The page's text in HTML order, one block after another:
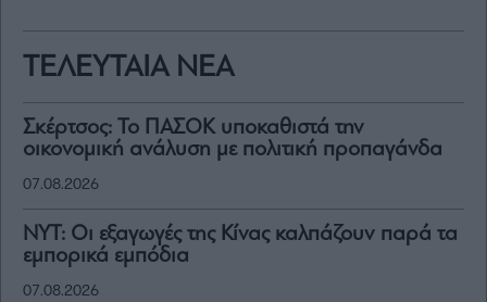
ΤΕΛΕΥΤΑΙΑ ΝΕΑ
Σκέρτσος: Το ΠΑΣΟΚ υποκαθιστά την
οικονομική ανάλυση με πολιτική προπαγάνδα
07.08.2026
NYT: Οι εξαγωγές της Κίνας καλπάζουν παρά τα
εμπορικά εμπόδια
07.08.2026